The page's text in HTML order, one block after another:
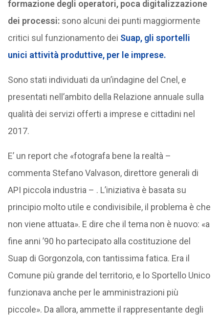
formazione degli operatori, poca digitalizzazione
dei processi:sono alcuni dei punti maggiormente
critici sul funzionamento dei Suap, gli sportelli
unici attività produttive, per le imprese.
Sono stati individuati da un’indagine del Cnel, e
presentati nell’ambito della Relazione annuale sulla
qualità dei servizi offerti a imprese e cittadini nel
2017.
E’ un report che «fotografa bene la realtà –
commenta Stefano Valvason, direttore generali di
API piccola industria – . L’iniziativa è basata su
principio molto utile e condivisibile, il problema è che
non viene attuata». E dire che il tema non è nuovo: «a
fine anni ’90 ho partecipato alla costituzione del
Suap di Gorgonzola, con tantissima fatica. Era il
Comune più grande del territorio, e lo Sportello Unico
funzionava anche per le amministrazioni più
piccole». Da allora, ammette il rappresentante degli